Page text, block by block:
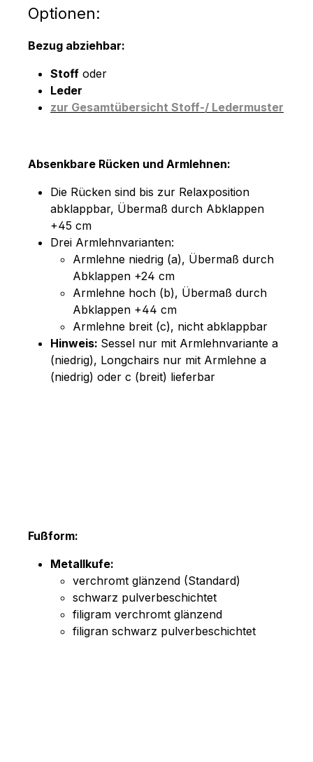
Optionen:
Bezug abziehbar:
Stoff oder
Leder
zur Gesamtübersicht Stoff-/ Ledermuster
Absenkbare Rücken und Armlehnen:
Die Rücken sind bis zur Relaxposition
abklappbar, Übermaß durch Abklappen
+45 cm
Drei Armlehnvarianten:
Armlehne niedrig (a), Übermaß durch
Abklappen +24 cm
Armlehne hoch (b), Übermaß durch
Abklappen +44 cm
Armlehne breit (c), nicht abklappbar
Hinweis: Sessel nur mit Armlehnvariante a
(niedrig), Longchairs nur mit Armlehne a
(niedrig) oder c (breit) lieferbar
Fußform:
Metallkufe:
verchromt glänzend (Standard)
schwarz pulverbeschichtet
filigram verchromt glänzend
filigran schwarz pulverbeschichtet